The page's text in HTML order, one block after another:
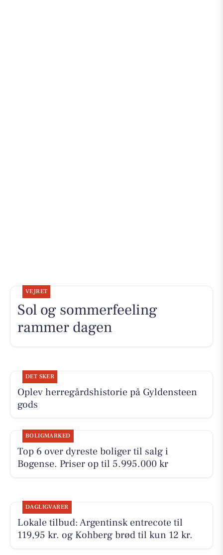
VEJRET
Sol og sommerfeeling
rammer dagen
DET SKER
Oplev herregårdshistorie på Gyldensteen
gods
BOLIGMARKED
Top 6 over dyreste boliger til salg i
Bogense. Priser op til 5.995.000 kr
DAGLIGVARER
Lokale tilbud: Argentinsk entrecote til
119,95 kr. og Kohberg brød til kun 12 kr.